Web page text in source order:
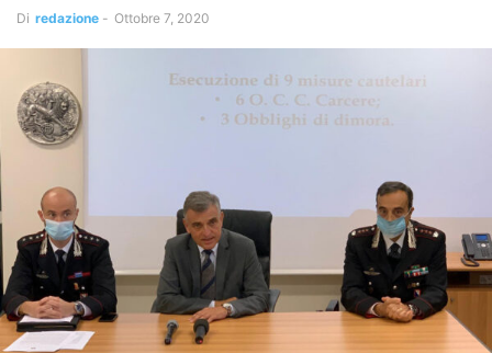
Di redazione - Ottobre 7, 2020